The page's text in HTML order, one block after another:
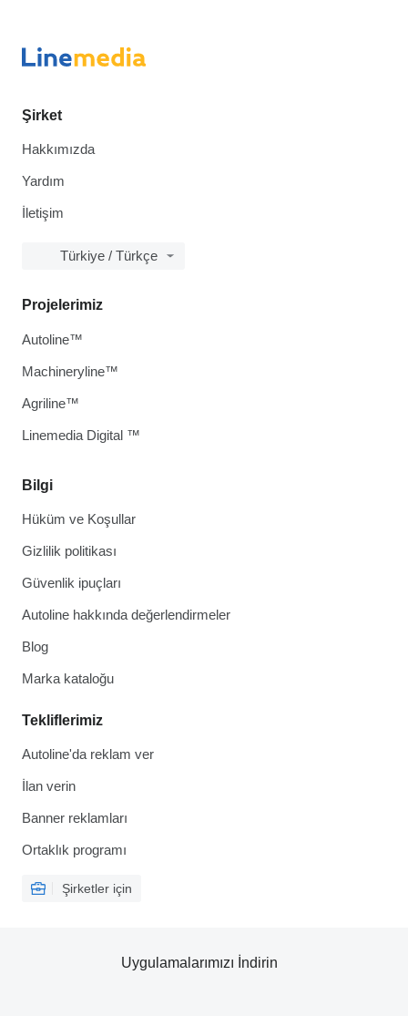
Şirket
Hakkımızda
Yardım
İletişim
Türkiye / Türkçe
Bilgi
Hüküm ve Koşullar
Gizlilik politikası
Güvenlik ipuçları
Autoline hakkında değerlendirmeler
Blog
Marka kataloğu
Tekliflerimiz
Autoline'da reklam ver
İlan verin
Banner reklamları
Ortaklık programı
Şirketler için
Projelerimiz
Autoline™
Machineryline™
Agriline™
Linemedia Digital ™
Uygulamalarımızı İndirin